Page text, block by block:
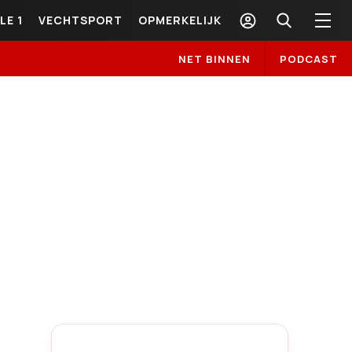
1 VECHTSPORT OPMERKELIJK
NET BINNEN PODCAST